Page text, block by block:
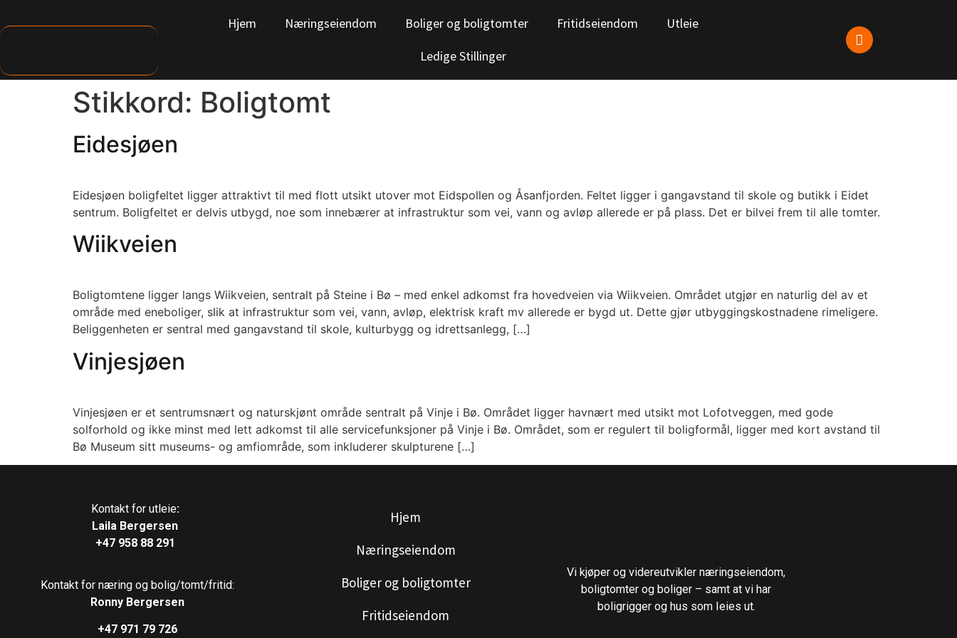
Hjem Næringseiendom Boliger og boligtomter Fritidseiendom
Utleie
Ledige Stillinger
Stikkord: Boligtomt
Eidesjøen
Eidesjøen boligfeltet ligger attraktivt til med flott utsikt utover mot Eidspollen og Åsanfjorden. Feltet ligger i gangavstand til skole og butikk i Eidet
sentrum. Boligfeltet er delvis utbygd, noe som innebærer at infrastruktur som vei, vann og avløp allerede er på plass. Det er bilvei frem til alle tomter.
Wiikveien
Boligtomtene ligger langs Wiikveien, sentralt på Steine i Bø – med enkel adkomst fra hovedveien via Wiikveien. Området utgjør en naturlig del av et
område med eneboliger, slik at infrastruktur som vei, vann, avløp, elektrisk kraft mv allerede er bygd ut. Dette gjør utbyggingskostnadene rimeligere.
Beliggenheten er sentral med gangavstand til skole, kulturbygg og idrettsanlegg, […]
Vinjesjøen
Vinjesjøen er et sentrumsnært og naturskjønt område sentralt på Vinje i Bø. Området ligger havnært med utsikt mot Lofotveggen, med gode
solforhold og ikke minst med lett adkomst til alle servicefunksjoner på Vinje i Bø. Området, som er regulert til boligformål, ligger med kort avstand til
Bø Museum sitt museums- og amfiområde, som inkluderer skulpturene […]
Kontakt for utleie:
Laila Bergersen
+47 958 88 291
Kontakt for næring og bolig/tomt/fritid:
Ronny Bergersen
+47 971 79 726
Hjem
Næringseiendom
Boliger og boligtomter
Fritidseiendom
Vi kjøper og videreutvikler næringseiendom,
boligtomter og boliger – samt at vi har
boligrigger og hus som Ieies ut.